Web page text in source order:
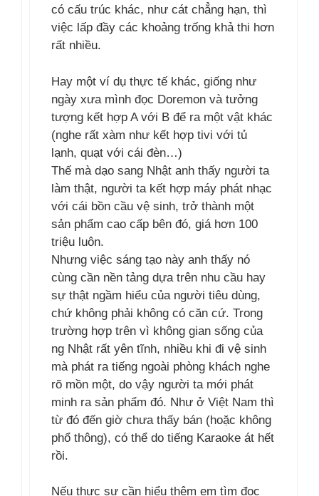
có cấu trúc khác, như cát chẳng hạn, thì
việc lấp đầy các khoảng trống khả thi hơn
rất nhiều.
Hay một ví dụ thực tế khác, giống như
ngày xưa mình đọc Doremon và tưởng
tượng kết hợp A với B để ra một vật khác
(nghe rất xàm như kết hợp tivi với tủ
lạnh, quạt với cái đèn…)
Thế mà dạo sang Nhật anh thấy người ta
làm thật, người ta kết hợp máy phát nhạc
với cái bồn cầu vệ sinh, trở thành một
sản phẩm cao cấp bên đó, giá hơn 100
triệu luôn.
Nhưng việc sáng tạo này anh thấy nó
cùng cần nền tảng dựa trên nhu cầu hay
sự thật ngầm hiểu của người tiêu dùng,
chứ không phải không có căn cứ. Trong
trường hợp trên vì không gian sống của
ng Nhật rất yên tĩnh, nhiều khi đi vệ sinh
mà phát ra tiếng ngoài phòng khách nghe
rõ mồn một, do vậy người ta mới phát
minh ra sản phẩm đó. Như ở Việt Nam thì
từ đó đến giờ chưa thấy bán (hoặc không
phổ thông), có thể do tiếng Karaoke át hết
rồi.
Nếu thực sự cần hiểu thêm em tìm đọc